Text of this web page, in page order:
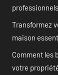
professionnels
Transformez
maison
Comment les
votre